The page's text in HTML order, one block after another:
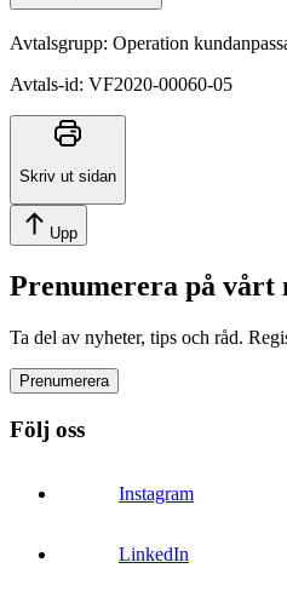
Avtalsgrupp: Operation
Avtals-id: VF2020-00060-05
Skriv ut sidan
Upp
Prenumerera på vårt
Ta del av nyheter, tips och råd.
Prenumerera
Följ oss
Instagram
LinkedIn